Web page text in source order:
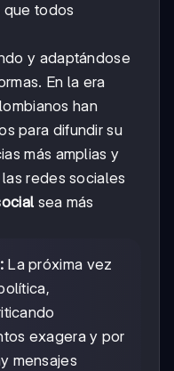
que todos
y adaptándose
En la era
han
para difundir su
más amplias y
redes sociales
sea más
La próxima vez
exagera y por
mensajes